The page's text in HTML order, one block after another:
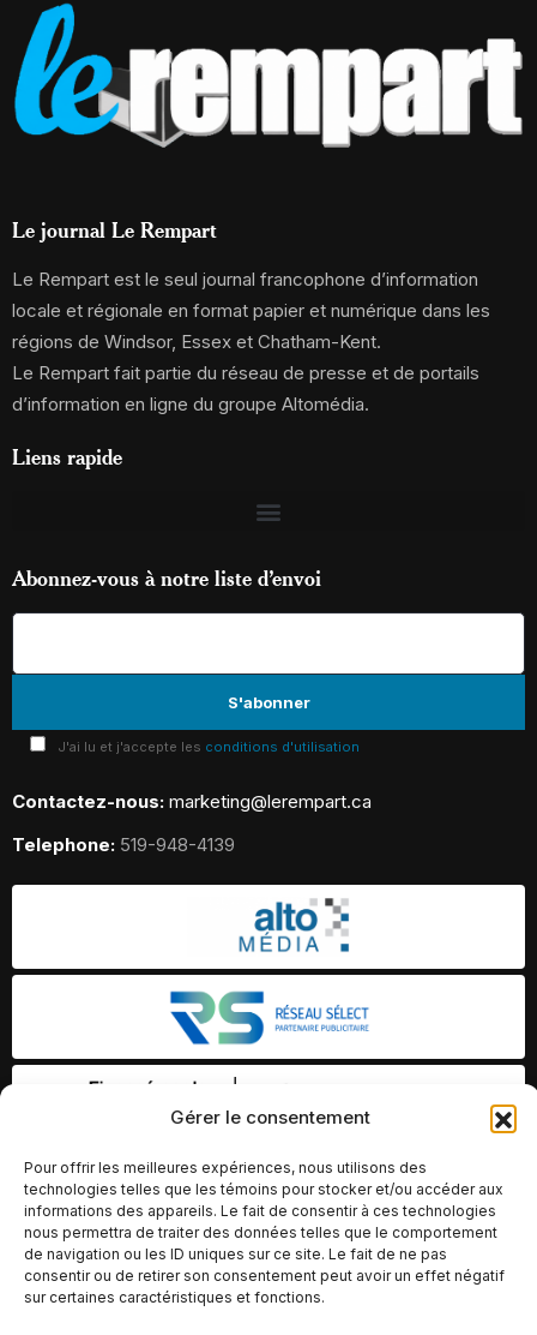
Gérer le consentement
Pour offrir les meilleures expériences, nous utilisons des
technologies telles que les témoins pour stocker et/ou accéder aux
informations des appareils. Le fait de consentir à ces technologies
nous permettra de traiter des données telles que le comportement
de navigation ou les ID uniques sur ce site. Le fait de ne pas
consentir ou de retirer son consentement peut avoir un effet négatif
sur certaines caractéristiques et fonctions.
Le journal Le Rempart
Le Rempart est le seul journal francophone d’information
locale et régionale en format papier et numérique dans les
régions de Windsor, Essex et Chatham-Kent.
Le Rempart fait partie du réseau de presse et de portails
d’information en ligne du groupe Altomédia.
Liens rapide
Abonnez-vous à notre liste d’envoi
J'ai lu et j'accepte les conditions d'utilisation
Contactez-nous: marketing@lerempart.ca
Telephone: 519-948-4139